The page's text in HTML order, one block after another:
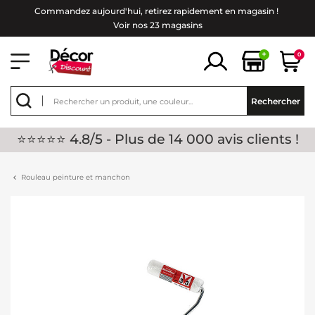
Commandez aujourd'hui, retirez rapidement en magasin !
Voir nos 23 magasins
+ 0
Rechercher
⭐⭐⭐⭐⭐ 4.8/5 - Plus de 14 000 avis clients !
Rouleau peinture et manchon